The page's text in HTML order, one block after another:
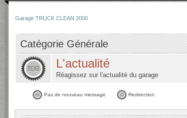
Garage TRUCK CLEAN 2000
Catégorie Générale
L'actualité
Réagissez sur l'actualité du garage
Pas de nouveau message Redirection